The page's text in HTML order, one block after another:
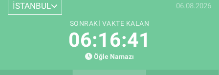
İSTANBUL 06.08.2026
SONRAKI VAKTE KALAN
06:16:40
Öğle Namazı